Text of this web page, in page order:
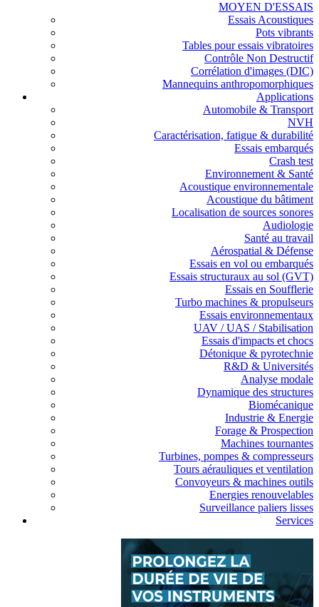
MOYEN D'ESSAIS
Essais Acoustiques
Pots vibrants
Tables pour essais vibratoires
Contrôle Non Destructif
Corrélation d'images (DIC)
Mannequins anthropomorphiques
Applications
Automobile & Transport
NVH
Caractérisation, fatigue & durabilité
Essais embarqués
Crash test
Environnement & Santé
Acoustique environnementale
Acoustique du bâtiment
Localisation de sources sonores
Audiologie
Santé au travail
Aérospatial & Défense
Essais en vol ou embarqués
Essais structuraux au sol (GVT)
Essais en Soufflerie
Turbo machines & propulseurs
Essais environnementaux
UAV / UAS / Stabilisation
Essais d'impacts et chocs
Détonique & pyrotechnie
R&D & Universités
Analyse modale
Dynamique des structures
Biomécanique
Industrie & Energie
Forage & Prospection
Machines tournantes
Turbines, pompes & compresseurs
Tours aérauliques et ventilation
Convoyeurs & machines outils
Energies renouvelables
Surveillance paliers lisses
Services